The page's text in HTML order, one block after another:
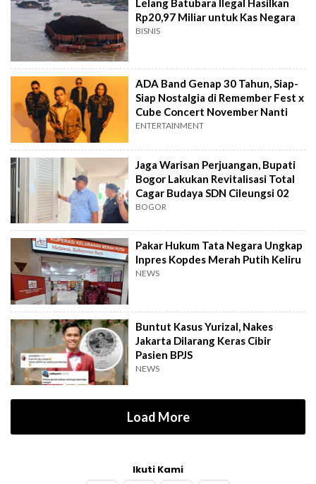
Rp20,97 Miliar untuk Kas Negara
BISNIS
ADA Band Genap 30 Tahun, Siap-
Siap Nostalgia di Remember Fest x
Cube Concert November Nanti
ENTERTAINMENT
Jaga Warisan Perjuangan, Bupati
Bogor Lakukan Revitalisasi Total
Cagar Budaya SDN Cileungsi 02
BOGOR
Pakar Hukum Tata Negara Ungkap
Inpres Kopdes Merah Putih Keliru
NEWS
Buntut Kasus Yurizal, Nakes
Jakarta Dilarang Keras Cibir
Pasien BPJS
NEWS
Load More
Ikuti Kami